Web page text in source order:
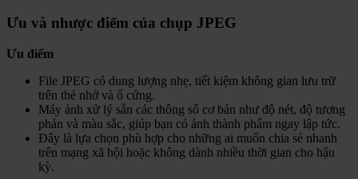
Ưu và nhược điểm của chụp JPEG
Ưu điểm
File JPEG có dung lượng nhẹ, tiết kiệm không gian lưu trữ
trên thẻ nhớ và ổ cứng.
Máy ảnh xử lý sẵn các thông số cơ bản như độ nét, độ tương
phản và màu sắc, giúp bạn có ảnh thành phẩm ngay lập tức.
Đây là lựa chọn phù hợp cho những ai muốn chia sẻ nhanh
trên mạng xã hội hoặc không dành nhiều thời gian cho hậu
kỳ.